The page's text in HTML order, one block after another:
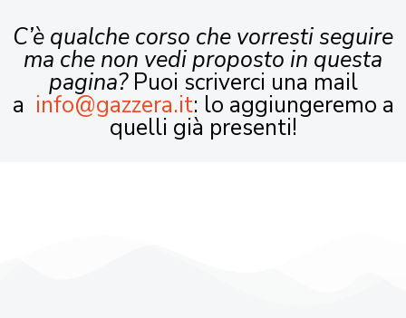
C’è qualche corso che vorresti seguire
ma che non vedi proposto in questa
pagina?Puoi scriverci una mail
a info@gazzera.it: lo aggiungeremo a
quelli già presenti!